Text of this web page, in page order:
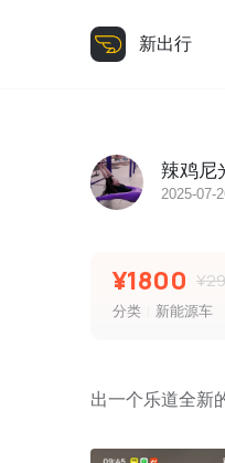
新出行
辣鸡尼
2025-07-
¥1800
分类 新能源车
出一个乐道全新